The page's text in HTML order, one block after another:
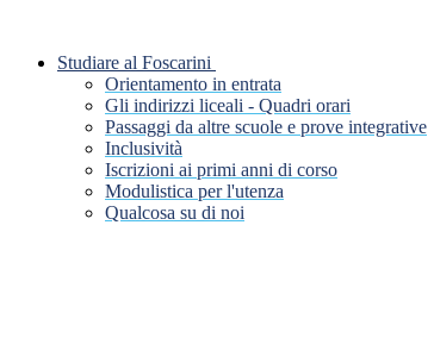
Studiare al Foscarini
Orientamento in entrata
Gli indirizzi liceali - Quadri orari
Passaggi da altre scuole e prove integrative
Inclusività
Iscrizioni ai primi anni di corso
Modulistica per l'utenza
Qualcosa su di noi